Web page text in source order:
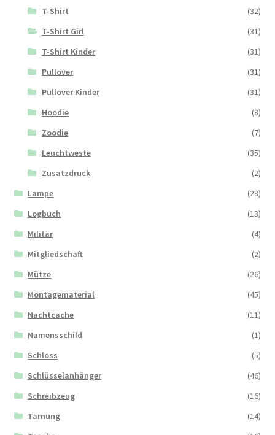
T-Shirt
(32)
T-Shirt Girl
(31)
T-Shirt Kinder
(31)
Pullover
(31)
Pullover Kinder
(31)
Hoodie
(8)
Zoodie
(7)
Leuchtweste
(35)
Zusatzdruck
(2)
Lampe
(28)
Logbuch
(13)
Militär
(4)
Mitgliedschaft
(2)
Mütze
(26)
Montagematerial
(45)
Nachtcache
(11)
Namensschild
(1)
Schloss
(5)
Schlüsselanhänger
(46)
Schreibzeug
(16)
Tarnung
(14)